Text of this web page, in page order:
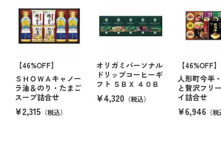
【46%OFF】
ＳＨＯＷＡキャノー
ラ油＆のり・たまご
スープ詰合せ
¥2,315 （税込）
オリガミパーソナル
ドリップコーヒーギ
フト ＳＢＸ ４０Ｂ
¥4,320 （税込）
【46%OFF】
人形町今半
と贅沢フリ
イ詰合せ
¥6,946 （